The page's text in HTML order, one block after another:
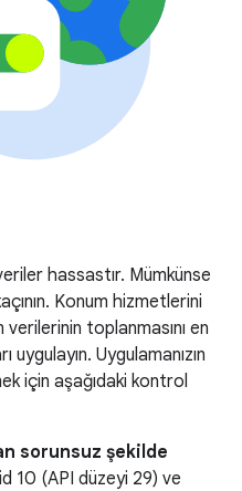
hassastır. Mümkünse
Konum hizmetlerini
toplanmasını en
uygulayın. Uygulamanızın
için aşağıdaki kontrol
sorunsuz şekilde
10 (API düzeyi 29) ve